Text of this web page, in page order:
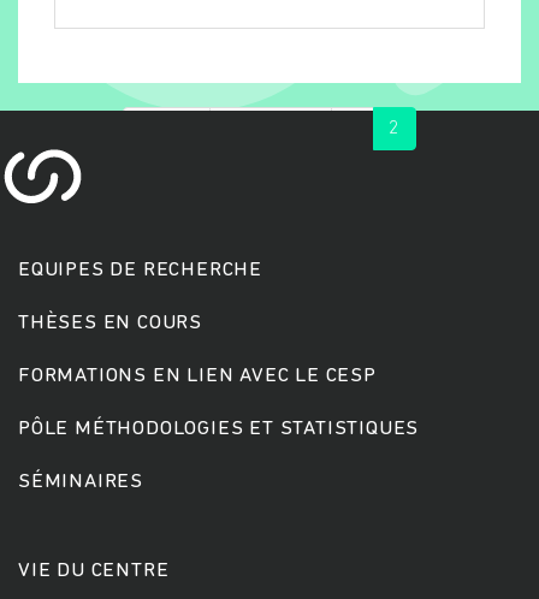
2
EQUIPES DE RECHERCHE
THÈSES EN COURS
FORMATIONS EN LIEN AVEC LE CESP
PÔLE MÉTHODOLOGIES ET STATISTIQUES
SÉMINAIRES
VIE DU CENTRE